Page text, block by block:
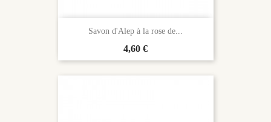
Savon d'Alep à la rose de...
Prix
4,60 €